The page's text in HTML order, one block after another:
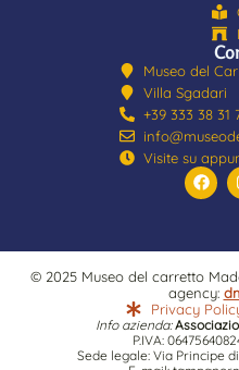
Museo del
Villa Sgadari
+39 333 38 31
Visite su
© 2025 Museo del carretto
agency:
Privacy
Info azienda:
P.IVA:
Sede legale: Via Principe